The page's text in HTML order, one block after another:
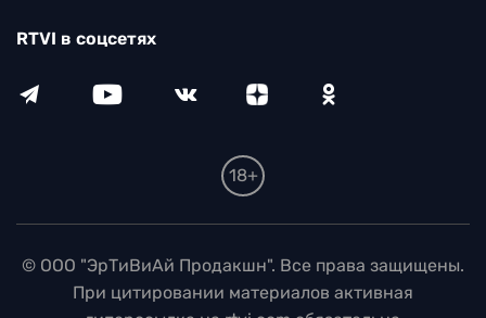
RTVI в соцсетях
18+
© ООО "ЭрТиВиАй Продакшн". Все права защищены.
При цитировании материалов активная